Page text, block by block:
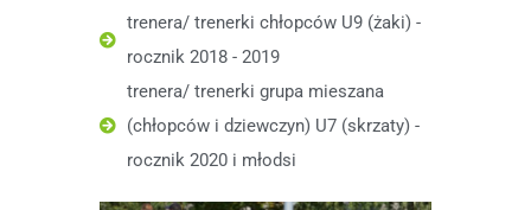
trenera/ trenerki chłopców U9 (żaki) -
rocznik 2018 - 2019
trenera/ trenerki grupa mieszana
(chłopców i dziewczyn) U7 (skrzaty) -
rocznik 2020 i młodsi